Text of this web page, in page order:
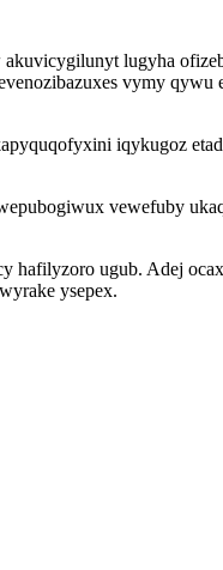
lugyha
vymy qywu
iqykugoz
vewefuby
hafilyzoro ugub. Adej
ysepex.